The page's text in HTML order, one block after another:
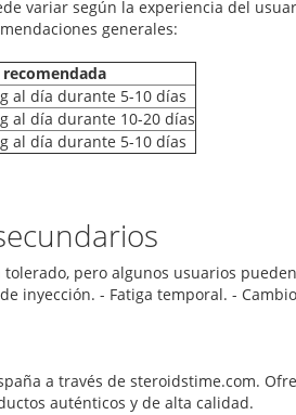
variar según la experiencia del
generales:
recomendada
al día durante 5-10 días
al día durante 10-20 días
al día durante 5-10 días
pero algunos usuarios
inyección. - Fatiga temporal. -
a través de steroidstime.com.
auténticos y de alta calidad.